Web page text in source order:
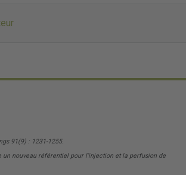
91(9) : 1231-1255.
nouveau référentiel pour l’injection et la perfusion de